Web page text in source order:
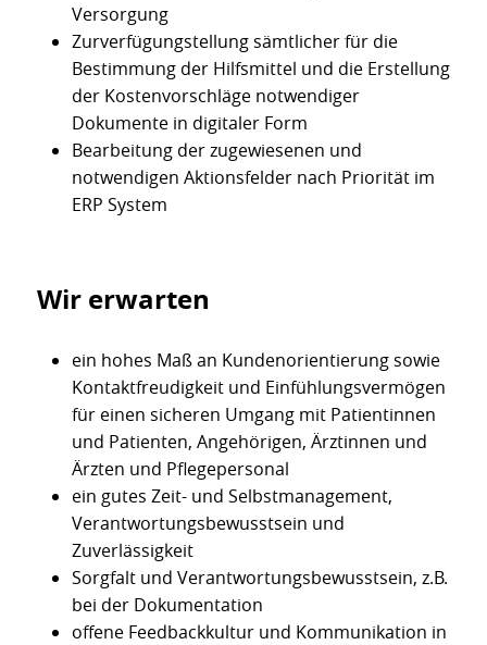
Versorgung
Zurverfügungstellung sämtlicher für die
Bestimmung der Hilfsmittel und die Erstellung
der Kostenvorschläge notwendiger
Dokumente in digitaler Form
Bearbeitung der zugewiesenen und
notwendigen Aktionsfelder nach Priorität im
ERP System
Wir erwarten
ein hohes Maß an Kundenorientierung sowie
Kontaktfreudigkeit und Einfühlungsvermögen
für einen sicheren Umgang mit Patientinnen
und Patienten, Angehörigen, Ärztinnen und
Ärzten und Pflegepersonal
ein gutes Zeit- und Selbstmanagement,
Verantwortungsbewusstsein und
Zuverlässigkeit
Sorgfalt und Verantwortungsbewusstsein, z.B.
bei der Dokumentation
offene Feedbackkultur und Kommunikation in